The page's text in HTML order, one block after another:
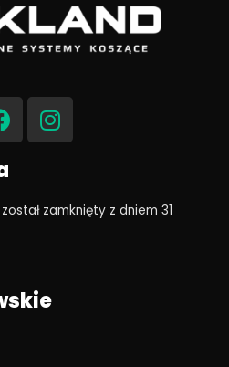
o
I
n
s
g
zamknięty z dniem 31